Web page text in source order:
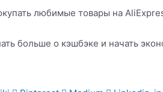
любимые товары на
больше о кэшбэке и начать